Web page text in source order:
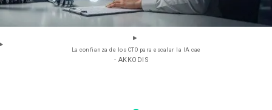
La confianza de los CTO para escalar la IA cae
- AKKODIS